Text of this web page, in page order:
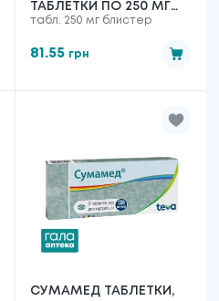
ТАБЛЕТКИ ПО 250 МГ
№20
табл. 250 мг блистер
81.55 грн
СУМАМЕД ТАБЛЕТКИ,